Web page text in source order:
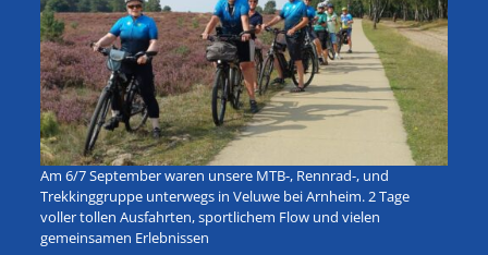
Am 6/7 September waren unsere MTB-, Rennrad-, und
Trekkinggruppe unterwegs in Veluwe bei Arnheim. 2 Tage
voller tollen Ausfahrten, sportlichem Flow und vielen
gemeinsamen Erlebnissen